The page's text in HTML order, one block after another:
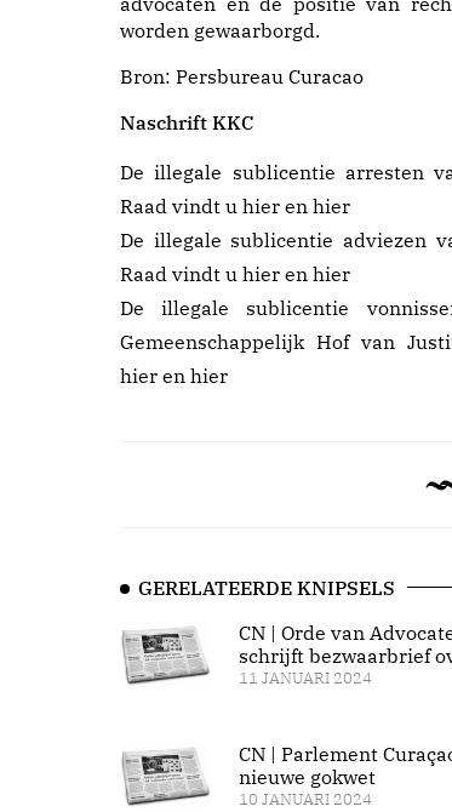
worden gewaarborgd.
Bron: Persbureau Curacao
Naschrift KKC
De illegale sublicentie arresten
Raad vindt u hier en hier
De illegale sublicentie adviezen
Raad vindt u hier en hier
De illegale sublicentie
Gemeenschappelijk Hof van
hier en hier
GERELATEERDE KNIPSELS
CN | Orde van
schrijft bezwaarbrief
11 JANUARI 2024
CN | Parlement
nieuwe gokwet
10 JANUARI 2024